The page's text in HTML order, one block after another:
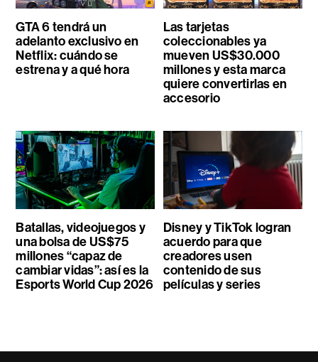
GTA 6 tendrá un
adelanto exclusivo en
Netflix: cuándo se
estrena y a qué hora
Las tarjetas
coleccionables ya
mueven US$30.000
millones y esta marca
quiere convertirlas en
accesorio
Batallas, videojuegos y
una bolsa de US$75
millones “capaz de
cambiar vidas”: así es la
Esports World Cup 2026
Disney y TikTok logran
acuerdo para que
creadores usen
contenido de sus
películas y series